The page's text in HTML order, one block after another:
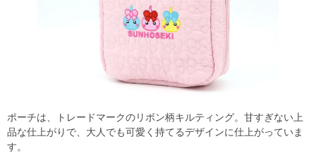
ポーチは、トレードマークのリボン柄キルティング。甘すぎない上
品な仕上がりで、大人でも可愛く持てるデザインに仕上がっていま
す。